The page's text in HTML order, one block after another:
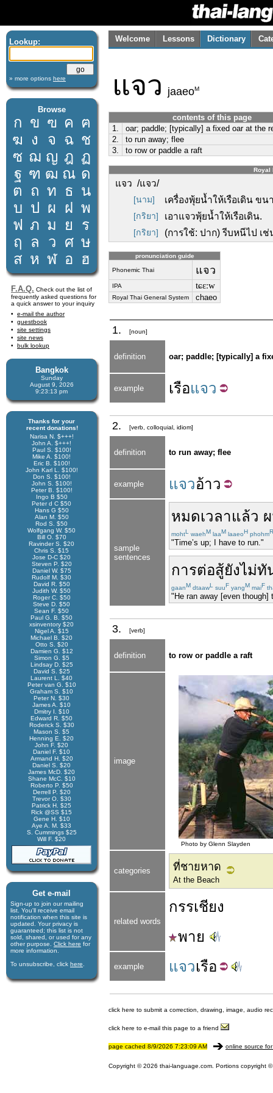
Lookup:
» more options here
Browse
ก ข ฃ ค ฅ
ฆ ง จ ฉ ช
ซ ฌ ญ ฎ ฏ
ฐ ฑ ฒ ณ ด
ต ถ ท ธ น
บ ป ผ ฝ พ
ฟ ภ ม ย
ร
ฤ
ล ว ศ ษ
ส ห ฬ อ ฮ
F.A.Q. Check out the list of
frequently asked questions for
a quick answer to your inquiry
e-mail the author
guestbook
site settings
site news
bulk lookup
Bangkok
Sunday
August 9, 2026
9:23:13 pm
Thanks for your
recent donations!
Narisa N. $+++!
John A. $+++!
Paul S. $100!
Mike A. $100!
Eric B. $100!
John Karl L. $100!
Don S. $100!
John S. $100!
Peter B. $100!
Ingo B $50
Peter d C $50
Hans G $50
Alan M. $50
Rod S. $50
Wolfgang W. $50
Bill O. $70
Ravinder S. $20
Chris S. $15
Jose D-C $20
Steven P. $20
Daniel W. $75
Rudolf M. $30
David R. $50
Judith W. $50
Roger C. $50
Steve D. $50
Sean F. $50
Paul G. B. $50
xsinventory $20
Nigel A. $15
Michael B. $20
Otto S. $20
Damien G. $12
Simon G. $5
Lindsay D. $25
David S. $25
Laurent L. $40
Peter van G. $10
Graham S. $10
Peter N. $30
James A. $10
Dmitry I. $10
Edward R. $50
Roderick S. $30
Mason S. $5
Henning E. $20
John F. $20
Daniel F. $10
Armand H. $20
Daniel S. $20
James McD. $20
Shane McC. $10
Roberto P. $50
Derrell P. $20
Trevor O. $30
Patrick H. $25
Rick @SS $15
Gene H. $10
Aye A. M. $33
S. Cummings $25
Will F. $20
Get e-mail
Sign-up to join our mail­ing
list. You'll receive e­mail
notification when this site is
updated. Your privacy is
guaran­teed; this list is not
sold, shared, or used for any
other purpose. Click here for
more infor­mation.
To unsubscribe, click here
Welcome Lessons Dictionary
แจว jaaeoM
contents of this page
1.
oar; paddle; [typically] a fixed oar at the
2.
to run away; flee
3.
to row or paddle a raft
Royal
แจว /แจว/
[นาม] เครื่องพุ้ยน้ำให้เรือเดิน ข
[กริยา] เอาแจวพุ้ยน้ำให้เรือเดิน.
[กริยา] (การใช้: ปาก) รีบหนีไป เ
pronunciation guide
Phonemic Thai แจว
IPA tɕɛːw
Royal Thai General System chaeo
1. [noun]
definition oar; paddle; [typically] a
example เรือแจว
2. [verb, colloquial, idiom]
definition to run away; flee
example แจวอ้าว
sample
sentences
หมดเวลาแล้ว
mohtL waehM laaM laaeoH phohmR
"Time’s up; I have to run."
การต่อสู้ยังไม่ทั
gaanM dtaawL suuF yangM maiF
"He ran away [even though]
3. [verb]
definition to row or paddle a raft
image
Photo by Glenn Slayden
categories ที่ชายหาด
At the Beach
related words
กรรเชียง
พาย
example แจวเรือ
click here to submit a correction, drawing, image, audio
click here to e-mail this page to a friend
page cached 8/9/2026 7:23:09 AM online source
Copyright © 2026 thai-language.com. Portions copyright